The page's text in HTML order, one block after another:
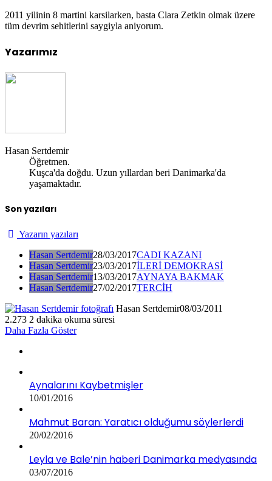
2011 yilinin 8 martini karsilarken, basta Clara Zetkin olmak üzere
tüm devrim sehitlerini saygiyla aniyorum.
Yazarımız
Hasan Sertdemir
Öğretmen.
Kuşca'da doğdu. Uzun yıllardan beri Danimarka'da
yaşamaktadır.
Son yazıları
Yazarın yazıları
Hasan Sertdemir28/03/2017CADI KAZANI
Hasan Sertdemir23/03/2017İLERİ DEMOKRASİ
Hasan Sertdemir13/03/2017AYNAYA BAKMAK
Hasan Sertdemir27/02/2017TERCİH
Hasan Sertdemir08/03/2011
2.273 2 dakika okuma süresi
Daha Fazla Göster
Aynalarını Kaybetmişler
10/01/2016
Mahmut Baran: Yaratıcı olduğumu söylerlerdi
20/02/2016
Leyla ve Bale’nin haberi Danimarka medyasında
03/07/2016